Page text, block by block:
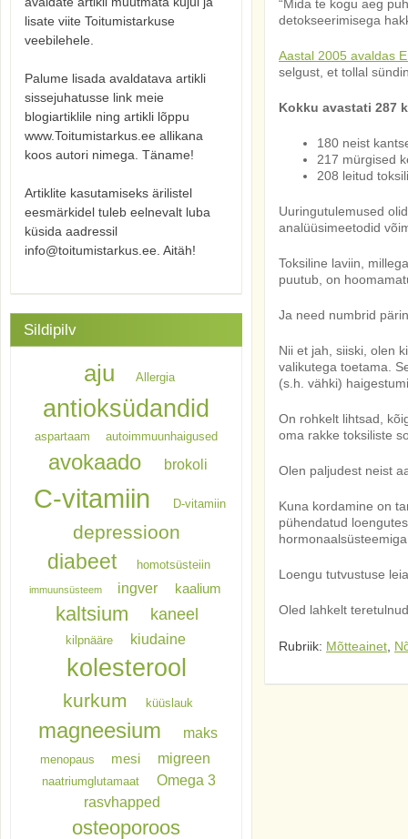
“Mida te kogu aeg
detokseerimisega
Aastal 2005 avaldas
selgust, et tollal
Kokku avastati 287
180 neist
217 mürgised
208 leitud
Uuringutulemused
analüüsimeetodid
Toksiline laviin,
puutub, on
Ja need numbrid
Nii et jah, siiski, olen
valikutega toetama.
(s.h. vähki)
On rohkelt lihtsad,
oma rakke toksiliste
Olen paljudest neist
Kuna kordamine on
pühendatud
Loengu tutvustuse
Oled lahkelt
Rubriik: Mõtteainet
lisate viite Toitumistarkuse
veebilehele.
Palume lisada avaldatava artikli
sissejuhatusse link meie
blogiartiklile ning artikli lõppu
www.Toitumistarkus.ee allikana
koos autori nimega. Täname!
Artiklite kasutamiseks ärilistel
eesmärkidel tuleb eelnevalt luba
küsida aadressil
info@toitumistarkus.ee. Aitäh!
Sildipilv
aju Allergia
antioksüdandid
aspartaam autoimmuunhaigused
avokaado brokoli
C-vitamiin D-vitamiin
depressioon
diabeet homotsüsteiin
immuunsüsteem ingver kaalium
kaltsium kaneel
kilpnääre kiudaine
kolesterool
kurkum küüslauk
magneesium maks
menopaus mesi migreen
naatriumglutamaat
Omega 3
rasvhapped
osteoporoos